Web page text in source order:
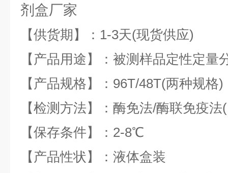
剂盒厂家
【供货期】：1-3天(现货供应)
【产品用途】：被测样品定性定量
【产品规格】：96T/48T(两种规格)
【检测方法】：酶免法/酶联免疫法
【保存条件】：2-8℃
【产品性状】：液体盒装